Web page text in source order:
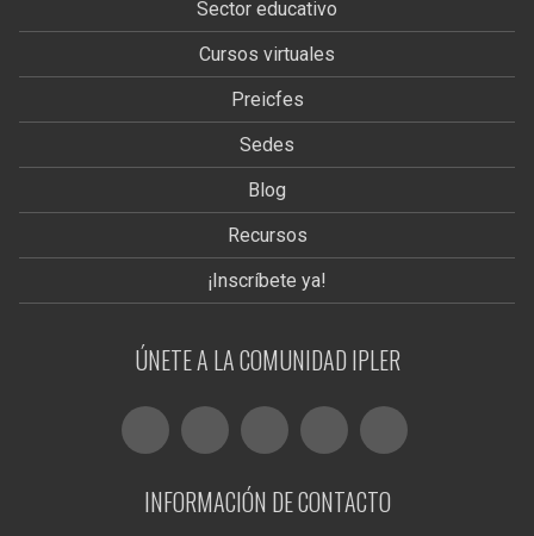
Sector educativo
Cursos virtuales
Preicfes
Sedes
Blog
Recursos
¡Inscríbete ya!
ÚNETE A LA COMUNIDAD IPLER
INFORMACIÓN DE CONTACTO